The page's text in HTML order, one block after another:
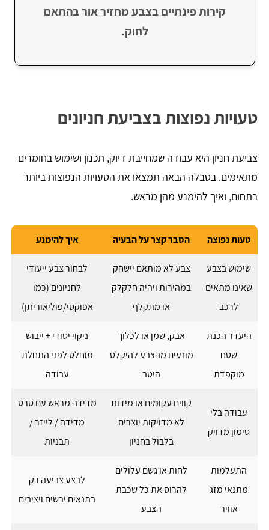
קירות פינתיים בצבע מחזיר אור בהתאם
לחוק.
טעויות נפוצות בצביעת חניונים
צביעת חניון היא עבודה שמחייבת דיוק, תכנון ושימוש בחומרים
מתאימים. בטבלה הבאה תמצאו את הטעויות הנפוצות ביותר
בתחום, ואיך להימנע מהן מראש.
טעות נפוצה הסבר קצר על הבעיה איך להימנע
שימוש בצבע
שאינו מתאים
לרכב
צבע לא מותאם יישחק
במהירות ויהיה חלקלק
או מתקלף
לבחור צבע ייעודי
לחניונים (כמו
אפוקסי/פוליאוריתן)
היעדר הכנת
שטח
מוקפדת
אבק, שמן או לכלוך
מונעים מהצבע להיקלט
היטב
ניקוי יסודי + ייבוש
מוחלט לפני התחלת
עבודה
עבודה בלי
סימון מדויק
קווים עקומים או מידות
לא מדויקות יוצרים
בלבול בחניון
מדידה מראש עם סרט
מדידה / לייזר /
תבניות
התעלמות
מתנאי מזג
אוויר
לחות או גשם עלולים
להרוס את כל שכבת
הצבע
לבצע צביעה רק
בתנאים יבשים ויציבים